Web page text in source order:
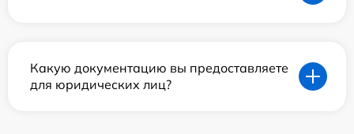
Какую документацию вы предоставляете
для юридических лиц?